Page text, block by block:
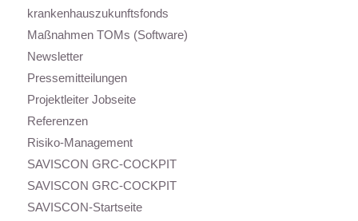
krankenhauszukunftsfonds
Maßnahmen TOMs (Software)
Newsletter
Pressemitteilungen
Projektleiter Jobseite
Referenzen
Risiko-Management
SAVISCON GRC-COCKPIT
SAVISCON GRC-COCKPIT
SAVISCON-Startseite